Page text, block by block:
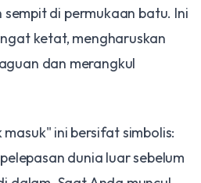
sempit di permukaan batu. Ini
ketat, mengharuskan
dan merangkul
ini bersifat simbolis:
dunia luar sebelum